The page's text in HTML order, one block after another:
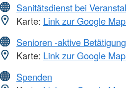
Sanitätsdienst bei
Karte: Link zur Google
Senioren -aktive
Karte: Link zur Google
Spenden